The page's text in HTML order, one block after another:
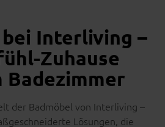
Interliving –
Zuhause
Badezimmer
der Badmöbel von Interliving –
Lösungen, die